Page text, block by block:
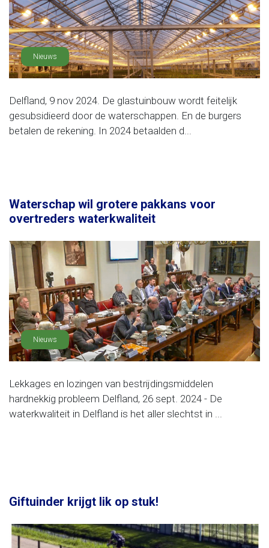
Nieuws
Delfland, 9 nov 2024. De glastuinbouw wordt feitelijk
gesubsidieerd door de waterschappen. En de burgers
betalen de rekening. In 2024 betaalden d...
Waterschap wil grotere pakkans voor
overtreders waterkwaliteit
Nieuws
Lekkages en lozingen van bestrijdingsmiddelen
hardnekkig probleem Delfland, 26 sept. 2024 - De
waterkwaliteit in Delfland is het aller slechtst in ...
Giftuinder krijgt lik op stuk!